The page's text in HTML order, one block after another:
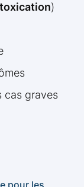
)
cas graves